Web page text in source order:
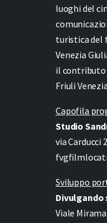
luoghi del
turistica del
Venezia
il contributo
Friuli
Capofila
Studio
via Carducci
Sviluppo
Divulgando
Viale